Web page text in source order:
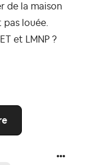
de la maison
louée.
et LMNP ?